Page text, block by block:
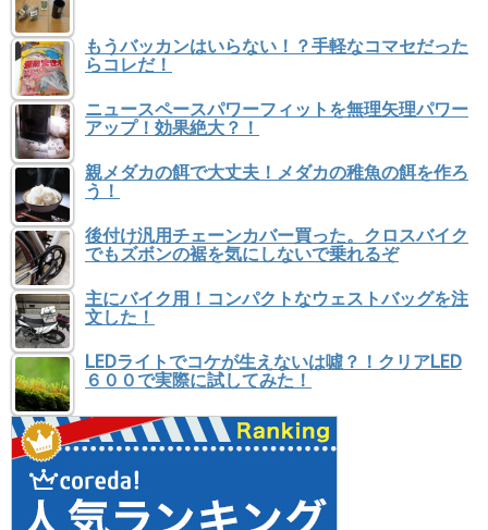
もうバッカンはいらない！？手軽なコマセだった
らコレだ！
ニュースペースパワーフィットを無理矢理パワー
アップ！効果絶大？！
親メダカの餌で大丈夫！メダカの稚魚の餌を作ろ
う！
後付け汎用チェーンカバー買った。クロスバイク
でもズボンの裾を気にしないで乗れるぞ
主にバイク用！コンパクトなウェストバッグを注
文した！
LEDライトでコケが生えないは噓？！クリアLED
６００で実際に試してみた！